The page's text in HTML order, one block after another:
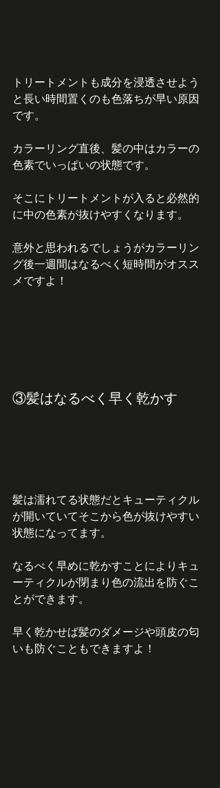
トリートメントも成分を浸透させよう
と長い時間置くのも色落ちが早い原因
です。
カラーリング直後、髪の中はカラーの
色素でいっぱいの状態です。
そこにトリートメントが入ると必然的
に中の色素が抜けやすくなります。
意外と思われるでしょうがカラーリン
グ後一週間はなるべく短時間がオスス
メですよ！
③髪はなるべく早く乾かす
髪は濡れてる状態だとキューティクル
が開いていてそこから色が抜けやすい
状態になってます。
なるべく早めに乾かすことによりキュ
ーティクルが閉まり色の流出を防ぐこ
とができます。
早く乾かせば髪のダメージや頭皮の匂
いも防ぐこともできますよ！